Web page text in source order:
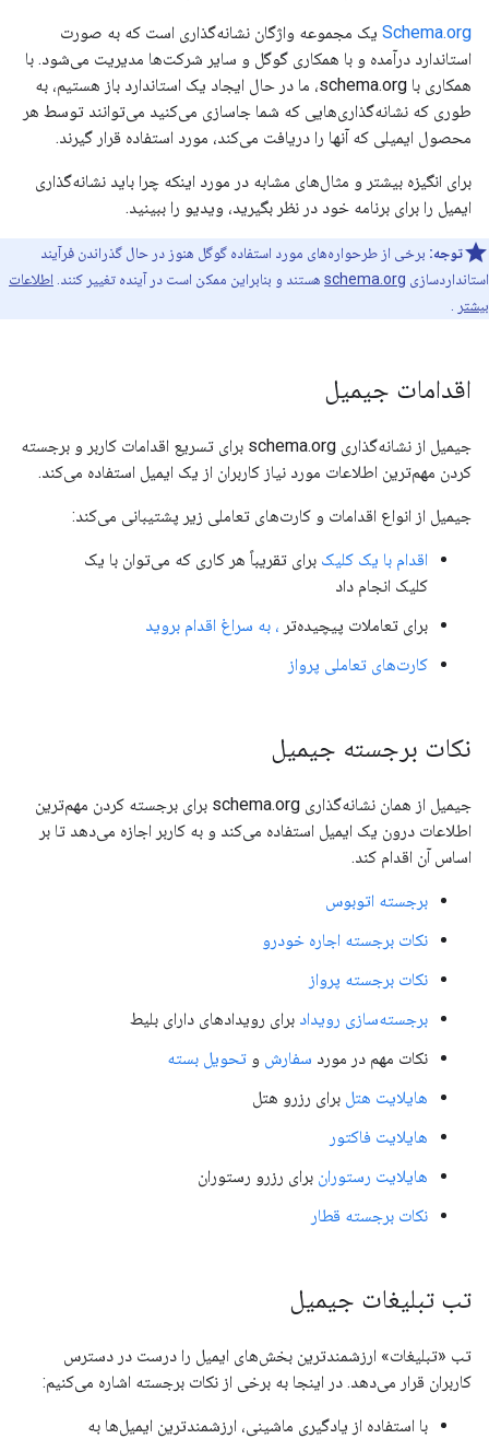
Schema.org یک مجموعه واژگان نشانه‌گذاری است که به صورت
استاندارد درآمده و با همکاری گوگل و سایر شرکت‌ها مدیریت می‌شود. با
همکاری با schema.org، ما در حال ایجاد یک استاندارد باز هستیم، به
طوری که نشانه‌گذاری‌هایی که شما جاسازی می‌کنید می‌توانند توسط هر
محصول ایمیلی که آنها را دریافت می‌کند، مورد استفاده قرار گیرند.
برای انگیزه بیشتر و مثال‌های مشابه در مورد اینکه چرا باید نشانه‌گذاری
ایمیل را برای برنامه خود در نظر بگیرید، ویدیو را ببینید.
توجه: برخی از طرحواره‌های مورد استفاده گوگل هنوز در حال گذراندن فرآیند
استانداردسازی schema.org هستند و بنابراین ممکن است در آینده تغییر کنند. اطلاعات
بیشتر
اقدامات جیمیل
جیمیل از نشانه‌گذاری schema.org برای تسریع اقدامات کاربر و برجسته
کردن مهم‌ترین اطلاعات مورد نیاز کاربران از یک ایمیل استفاده می‌کند.
جیمیل از انواع اقدامات و کارت‌های تعاملی زیر پشتیبانی می‌کند:
اقدام با یک کلیک برای تقریباً هر کاری که می‌توان با یک
کلیک انجام داد
برای تعاملات پیچیده‌تر ، به سراغ اقدام بروید
کارت‌های تعاملی پرواز
نکات برجسته جیمیل
جیمیل از همان نشانه‌گذاری schema.org برای برجسته کردن مهم‌ترین
اطلاعات درون یک ایمیل استفاده می‌کند و به کاربر اجازه می‌دهد تا بر
اساس آن اقدام کند.
برجسته اتوبوس
نکات برجسته اجاره خودرو
نکات برجسته پرواز
برجسته‌سازی رویداد برای رویدادهای دارای بلیط
نکات مهم در مورد سفارش و تحویل بسته
هایلایت هتل برای رزرو هتل
هایلایت فاکتور
هایلایت رستوران برای رزرو رستوران
نکات برجسته قطار
تب تبلیغات جیمیل
تب «تبلیغات» ارزشمندترین بخش‌های ایمیل را درست در دسترس
کاربران قرار می‌دهد. در اینجا به برخی از نکات برجسته اشاره می‌کنیم:
با استفاده از یادگیری ماشینی، ارزشمندترین ایمیل‌ها به